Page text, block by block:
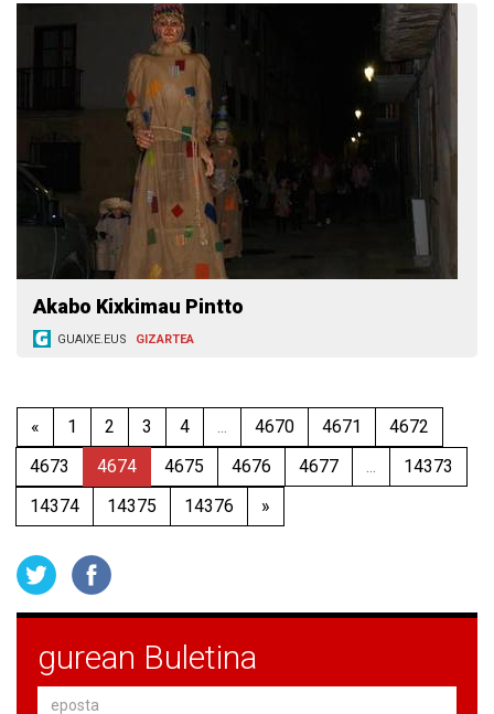
Akabo Kixkimau Pintto
GUAIXE.EUS GIZARTEA
« 1 2 3 4 ... 4670 4671
4672
4673
4674 4675 4676 4677 ...
14373
14374
14375 14376 »
gurean Buletina